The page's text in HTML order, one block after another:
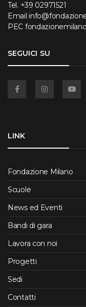
Tel. +39 02971521
Email
PEC
SEGUICI SU
LINK
Fondazione Milano
Scuole
News ed Eventi
Bandi di gara
Lavora con noi
Progetti
Sedi
Contatti